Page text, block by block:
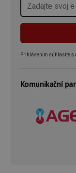
Prihlásením súhlasíte s
Komunikační